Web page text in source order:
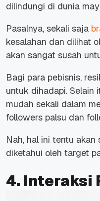
dilindungi di dunia
Pasalnya, sekali saja
kesalahan dan dilihat
akan sangat susah
Bagi para pebisnis,
untuk dihadapi. Selain
mudah sekali dalam
followers palsu dan
Nah, hal ini tentu
diketahui oleh target
4. Interaksi